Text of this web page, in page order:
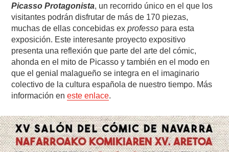
Picasso Protagonista, un recorrido único en el que los
visitantes podrán disfrutar de más de 170 piezas,
muchas de ellas concebidas exprofesso para esta
exposición. Este interesante proyecto expositivo
presenta una reflexión que parte del arte del cómic,
ahonda en el mito de Picasso y también en el modo en
que el genial malagueño se integra en el imaginario
colectivo de la cultura española de nuestro tiempo. Más
información eneste enlace.